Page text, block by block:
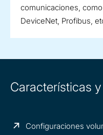
comunicaciones,
DeviceNet, Profibus,
Características
Configuraciones